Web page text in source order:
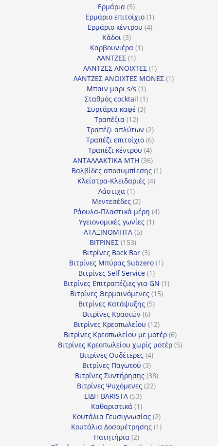
Ερμάρια 55
προϊόντα
Ερμάριο επιτοίχιο 11
προϊόν
Ερμάριο κέντρου 44
Κάδοι 33
προϊόντα
Καρβουνιέρα 11
ΛΑΝΤΖΕΣ 11
προϊόν
ΛΑΝΤΖΕΣ ΑΝΟΙΧΤΕΣ 11
προϊόν
ΛΑΝΤΖΕΣ ΑΝΟΙΧΤΕΣ ΜΟΝΕΣ 11
Μπαιν μαρι s/s 11
προϊόν
Σταθμός cocktail 11
Συρτάρια καφέ 33
Τραπέζια 1212
προϊόντα
Τραπέζι απλύτων 22
προϊόντα
Τραπέζι επιτοίχιο 66
προϊόντα
Τραπέζι κέντρου 44
προϊόντα
ΑΝΤΑΛΛΑΚΤΙΚΑ MTH 3636
προϊόντα
Βαλβίδες αποσυμπίεσης 11
Κλείστρα-Κλειδαριές 44
Λάστιχα 11
προϊόν
Μεντεσέδες 22
προϊόντα
Ράουλα-Πλαστικά μέρη 44
Υγειονομικές γωνίες 11
ΑΤΑΞΙΝΟΜΗΤΑ 55
ΒΙΤΡΙΝΕΣ 153153
προϊόντα
Βιτρίνες Back Bar 33
προϊόντα
Βιτρίνες Mπύρας Subzero 11
Βιτρίνες Self Service 11
προϊόν
Βιτρίνες Επιτραπέζιες για GN 11
Βιτρίνες Θερμαινόμενες 1515
Βιτρίνες Κατάψυξης 55
Βιτρίνες Κρασιών 66
προϊόντα
Βιτρίνες Κρεοπωλείου 1212
προϊόντα
Βιτρίνες Κρεοπωλείου με μοτέρ 66
προϊόντα
Βιτρίνες Κρεοπωλείου χωρίς μοτέρ 55
Βιτρίνες Ουδέτερες 44
προϊόντα
Βιτρίνες Παγωτού 33
προϊόντα
Βιτρίνες Συντήρησης 3838
προϊόντα
Βιτρίνες Ψυχόμενες 2222
ΕΙΔΗ BARISTA 5353
προϊόντα
Καθαριστικά 11
προϊόν
Κουτάλια Γευσιγνωσίας 22
προϊόντα
Κουτάλια Δοσομέτρησης 11
Πατητήρια 22